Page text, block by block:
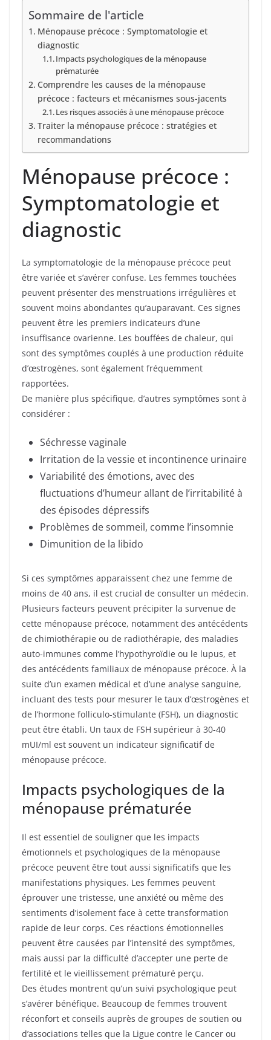
Sommaire de l'article
Ménopause précoce : Symptomatologie et
diagnostic
Impacts psychologiques de la ménopause
prématurée
Comprendre les causes de la ménopause
précoce : facteurs et mécanismes sous-jacents
Les risques associés à une ménopause précoce
Traiter la ménopause précoce : stratégies et
recommandations
Ménopause précoce :
Symptomatologie et
diagnostic
La symptomatologie de la ménopause précoce peut
être variée et s’avérer confuse. Les femmes touchées
peuvent présenter des menstruations irrégulières et
souvent moins abondantes qu’auparavant. Ces signes
peuvent être les premiers indicateurs d’une
insuffisance ovarienne. Les bouffées de chaleur, qui
sont des symptômes couplés à une production réduite
d’œstrogènes, sont également fréquemment
rapportées.
De manière plus spécifique, d’autres symptômes sont à
considérer :
Séchresse vaginale
Irritation de la vessie et incontinence urinaire
Variabilité des émotions, avec des
fluctuations d’humeur allant de l’irritabilité à
des épisodes dépressifs
Problèmes de sommeil, comme l’insomnie
Dimunition de la libido
Si ces symptômes apparaissent chez une femme de
moins de 40 ans, il est crucial de consulter un médecin.
Plusieurs facteurs peuvent précipiter la survenue de
cette ménopause précoce, notamment des antécédents
de chimiothérapie ou de radiothérapie, des maladies
auto-immunes comme l’hypothyroïdie ou le lupus, et
des antécédents familiaux de ménopause précoce. À la
suite d’un examen médical et d’une analyse sanguine,
incluant des tests pour mesurer le taux d’œstrogènes et
de l’hormone folliculo-stimulante (FSH), un diagnostic
peut être établi. Un taux de FSH supérieur à 30-40
mUI/ml est souvent un indicateur significatif de
ménopause précoce.
Impacts psychologiques de la
ménopause prématurée
Il est essentiel de souligner que les impacts
émotionnels et psychologiques de la ménopause
précoce peuvent être tout aussi significatifs que les
manifestations physiques. Les femmes peuvent
éprouver une tristesse, une anxiété ou même des
sentiments d’isolement face à cette transformation
rapide de leur corps. Ces réactions émotionnelles
peuvent être causées par l’intensité des symptômes,
mais aussi par la difficulté d’accepter une perte de
fertilité et le vieillissement prématuré perçu.
Des études montrent qu’un suivi psychologique peut
s’avérer bénéfique. Beaucoup de femmes trouvent
réconfort et conseils auprès de groupes de soutien ou
d’associations telles que la Ligue contre le Cancer ou